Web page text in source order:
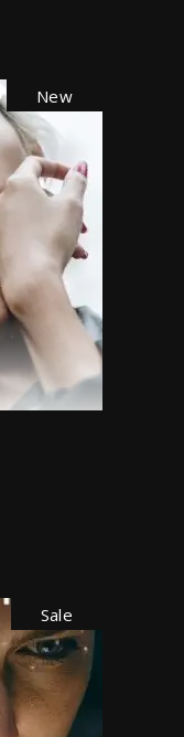
New
Sale